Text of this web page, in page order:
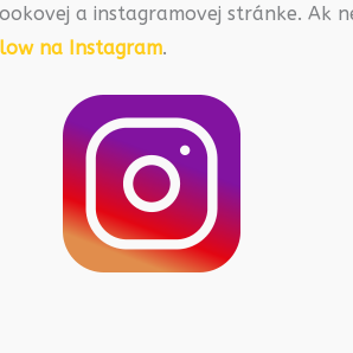
a instagramovej stránke. Ak
na Instagram.